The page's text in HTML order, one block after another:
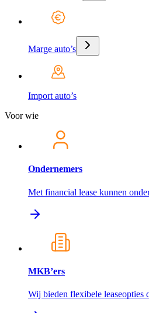
Marge auto’s
Import auto’s
Voor wie
Ondernemers
Met financial lease kunnen
MKB’ers
Wij bieden flexibele leaseopties